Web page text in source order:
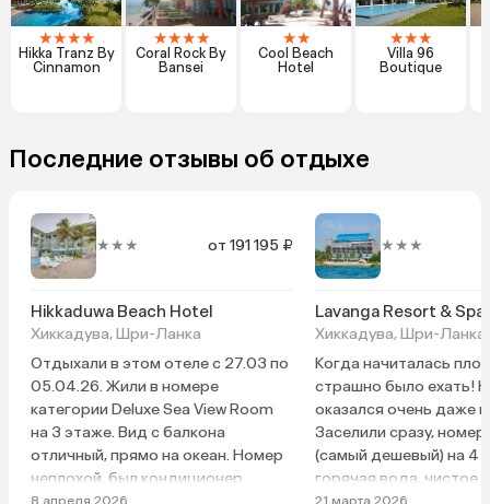
★★★★
Hikka Tranz By
Cinnamon
★★★★
Coral Rock By
Bansei
★★
Cool Beach
Hotel
★★★
Villa 96
Boutique
Последние отзывы об отдыхе
★★★ от 191 195 ₽
Hikkaduwa Beach Hotel
Хиккадува, Шри-Ланка
Отдыхали в этом отеле с 27.03 по
05.04.26. Жили в номере
категории Deluxe Sea View Room
на 3 этаже. Вид с балкона
отличный, прямо на океан. Номер
неплохой, был кондиционер
8 апреля 2026
★★★
Lavanga Resort & Spa
Хиккадува, Шри-Ланка
Когда начиталась
страшно было ехать!
оказался очень даже
Заселили сразу,
(самый дешевый) на 4
горячая вода, чистое
21 марта 2026